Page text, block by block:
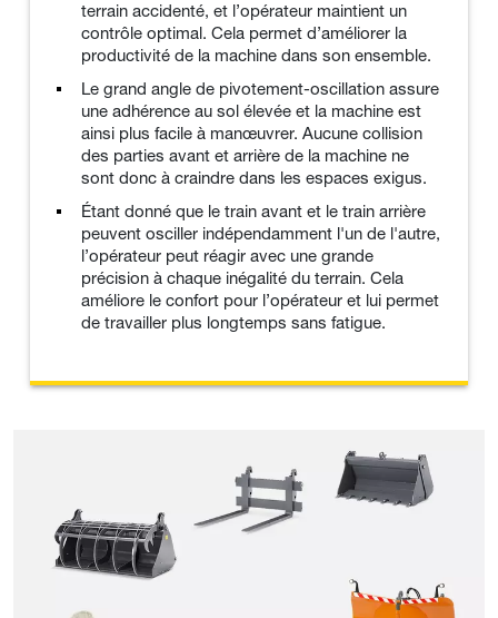
terrain accidenté, et l’opérateur maintient un
contrôle optimal. Cela permet d’améliorer la
productivité de la machine dans son ensemble.
Le grand angle de pivotement-oscillation assure
une adhérence au sol élevée et la machine est
ainsi plus facile à manœuvrer. Aucune collision
des parties avant et arrière de la machine ne
sont donc à craindre dans les espaces exigus.
Étant donné que le train avant et le train arrière
peuvent osciller indépendamment l'un de l'autre,
l’opérateur peut réagir avec une grande
précision à chaque inégalité du terrain. Cela
améliore le confort pour l’opérateur et lui permet
de travailler plus longtemps sans fatigue.